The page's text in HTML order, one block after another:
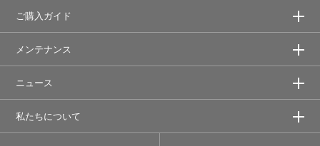
ご購入ガイド
メンテナンス
ニュース
私たちについて